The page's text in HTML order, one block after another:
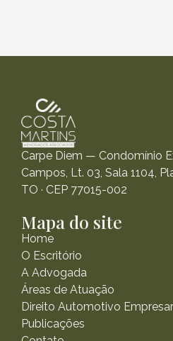
Carpe Diem — Condomínio
Campos, Lt. 03, Sala 1104,
TO · CEP 77015-002
Mapa do site
Home
O Escritório
A Advogada
Áreas de Atuação
Direito Automotivo
Publicações